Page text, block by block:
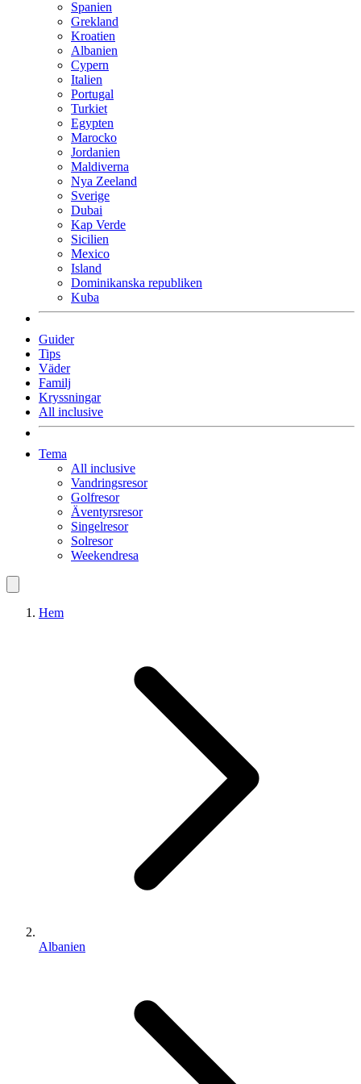
Spanien
Grekland
Kroatien
Albanien
Cypern
Italien
Portugal
Turkiet
Egypten
Marocko
Jordanien
Maldiverna
Nya Zeeland
Sverige
Dubai
Kap Verde
Sicilien
Mexico
Island
Dominikanska republiken
Kuba
Guider
Tips
Väder
Familj
Kryssningar
All inclusive
Tema
All inclusive
Vandringsresor
Golfresor
Äventyrsresor
Singelresor
Solresor
Weekendresa
Hem
Albanien